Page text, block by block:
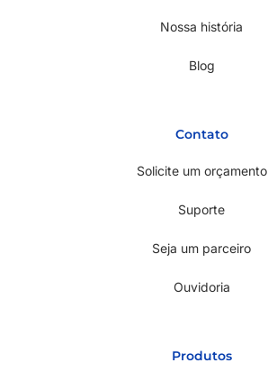
Nossa história
Blog
Contato
Solicite um orçamento
Suporte
Seja um parceiro
Ouvidoria
Produtos